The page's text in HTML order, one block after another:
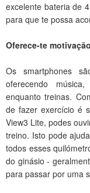
excelente bateria de
para que te possa
Oferece-te
Os smartphones
oferecendo
enquanto treinas.
de fazer exercício é
View3 Lite, podes
treino. Isto pode
todos esses
do ginásio -
para passar por uma